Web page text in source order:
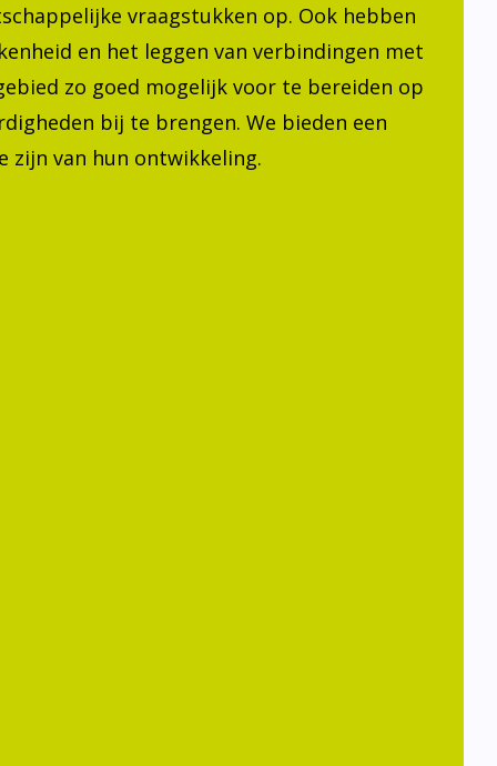
vraagstukken op. Ook hebben
en het leggen van verbindingen met
zo goed mogelijk voor te bereiden op
bij te brengen. We bieden een
zijn van hun ontwikkeling.